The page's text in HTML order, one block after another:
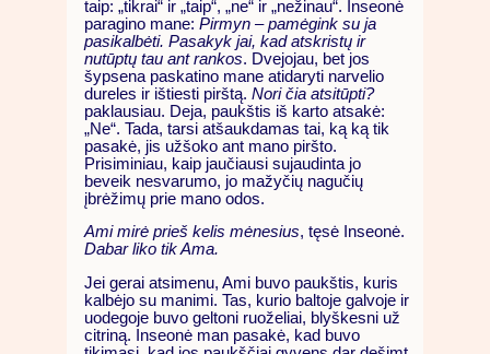
taip: „tikrai“ ir „taip“, „ne“ ir „nežinau“. Inseonė
paragino mane: Pirmyn – pamėgink su ja
pasikalbėti. Pasakyk jai, kad atskristų ir
nutūptų tau ant rankos. Dvejojau, bet jos
šypsena paskatino mane atidaryti narvelio
dureles ir ištiesti pirštą. Nori čia atsitūpti?
paklausiau. Deja, paukštis iš karto atsakė:
„Ne“. Tada, tarsi atšaukdamas tai, ką ką tik
pasakė, jis užšoko ant mano piršto.
Prisiminiau, kaip jaučiausi sujaudinta jo
beveik nesvarumo, jo mažyčių nagučių
įbrėžimų prie mano odos.
Ami mirė prieš kelis mėnesius, tęsė Inseonė.
Dabar liko tik Ama.
Jei gerai atsimenu, Ami buvo paukštis, kuris
kalbėjo su manimi. Tas, kurio baltoje galvoje ir
uodegoje buvo geltoni ruoželiai, blyškesni už
citriną. Inseonė man pasakė, kad buvo